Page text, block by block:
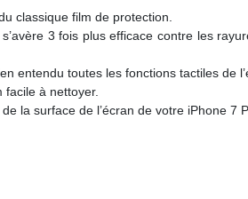
classique film de protection.
3 fois plus efficace contre les
entendu toutes les fonctions tactiles de
à nettoyer.
la surface de l’écran de votre iPhone 7